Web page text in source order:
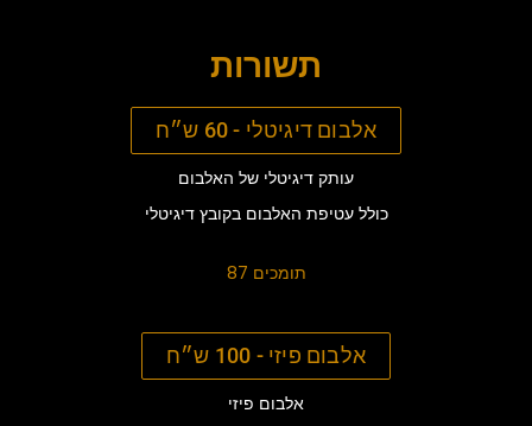
תשורות
אלבום דיגיטלי - 60 ש״ח
עותק דיגיטלי של האלבום
כולל עטיפת האלבום בקובץ דיגיטלי
87 תומכים
אלבום פיזי - 100 ש״ח
אלבום פיזי